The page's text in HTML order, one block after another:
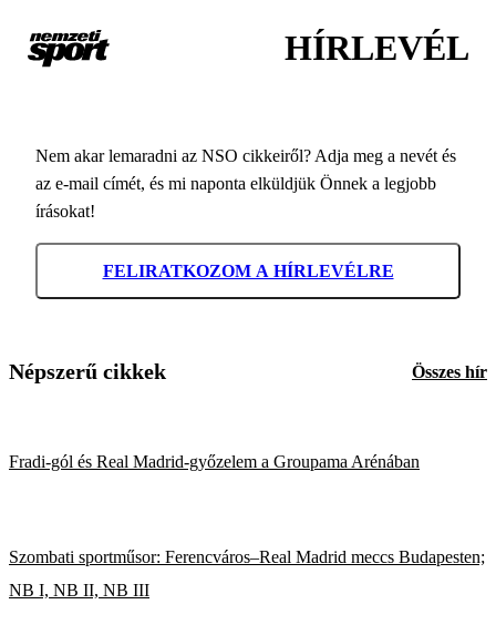
HÍRLEVÉL
Nem akar lemaradni az NSO cikkeiről? Adja meg a nevét és
az e-mail címét, és mi naponta elküldjük Önnek a legjobb
írásokat!
FELIRATKOZOM A HÍRLEVÉLRE
Népszerű cikkek Összes hír
Fradi-gól és Real Madrid-győzelem a Groupama Arénában
Szombati sportműsor: Ferencváros–Real Madrid meccs Budapesten;
NB I, NB II, NB III